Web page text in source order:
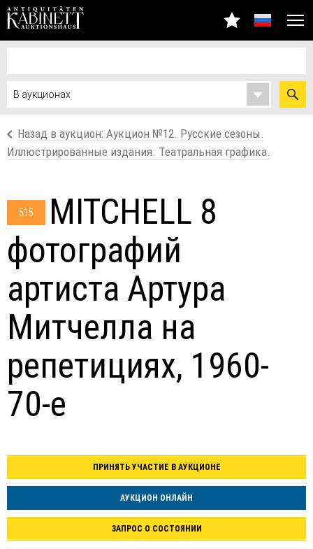
Назад в аукцион: Аукцион №12. Русские сезоны.
Иллюстрированные издания. Театральная графика.
515
MITCHELL 8
фотографий
артиста Артура
Митчелла на
репетициях, 1960-
70-е
ПРИНЯТЬ УЧАСТИЕ В АУКЦИОНЕ
АУКЦИОН ОНЛАЙН
ЗАПРОС О СОСТОЯНИИ